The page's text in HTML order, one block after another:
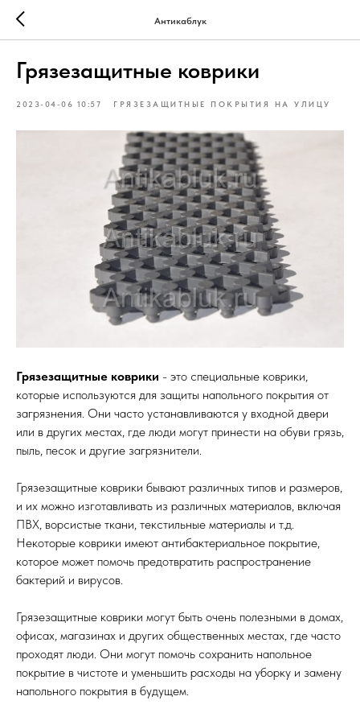
Антикаблук
Грязезащитные коврики
2023-04-06 10:57 ГРЯЗЕЗАЩИТНЫЕ ПОКРЫТИЯ НА УЛИЦУ
Грязезащитные коврики - это специальные коврики,
которые используются для защиты напольного покрытия от
загрязнения. Они часто устанавливаются у входной двери
или в других местах, где люди могут принести на обуви грязь,
пыль, песок и другие загрязнители.
Грязезащитные коврики бывают различных типов и размеров,
и их можно изготавливать из различных материалов, включая
ПВХ, ворсистые ткани, текстильные материалы и т.д.
Некоторые коврики имеют антибактериальное покрытие,
которое может помочь предотвратить распространение
бактерий и вирусов.
Грязезащитные коврики могут быть очень полезными в домах,
офисах, магазинах и других общественных местах, где часто
проходят люди. Они могут помочь сохранить напольное
покрытие в чистоте и уменьшить расходы на уборку и замену
напольного покрытия в будущем.